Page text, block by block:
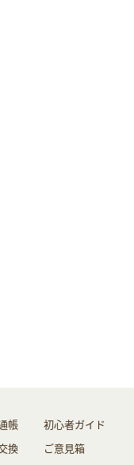
帳
換
初心者ガイド
ご意見箱